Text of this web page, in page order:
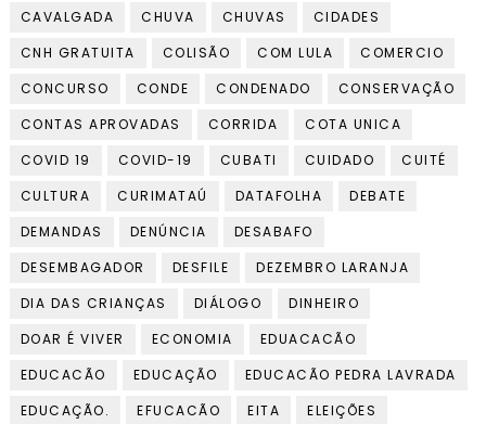
CAVALGADA
CHUVA CHUVAS
CIDADES
CNH GRATUITA
COLISÃO COM LULA
COMERCIO
CONCURSO
CONDE CONDENADO
CONSERVAÇÃO
CONTAS APROVADAS
CORRIDA
COTA UNICA
COVID 19
COVID-19 CUBATI CUIDADO
CUITÉ
CULTURA
CURIMATAÚ DATAFOLHA
DEBATE
DEMANDAS
DENÚNCIA
DESABAFO
DESEMBAGADOR
DESFILE
DEZEMBRO LARANJA
DIA DAS CRIANÇAS
DIÁLOGO
DINHEIRO
DOAR É VIVER
ECONOMIA
EDUACACÃO
EDUCACÃO
EDUCAÇÃO
EDUCACÃO PEDRA LAVRADA
EDUCAÇÃO.
EFUCACÃO EITA
ELEIÇÕES